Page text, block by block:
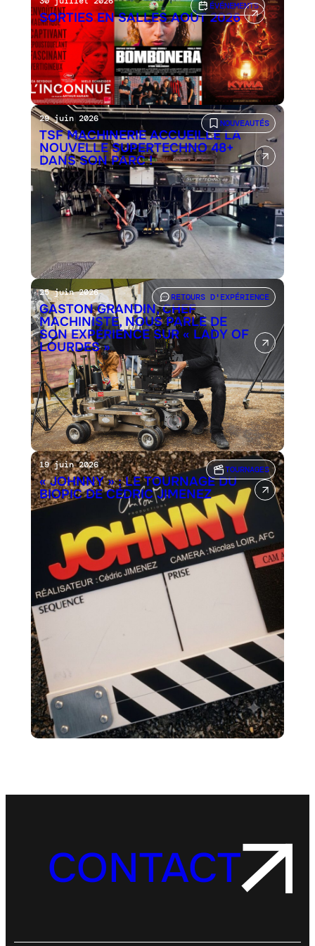
ÉVÉNEMENTS
SORTIES EN SALLES AOÛT 2026
NOUVEAUTÉS
29 juin 2026
TSF MACHINERIE ACCUEILLE LA
NOUVELLE SUPERTECHNO 48+
DANS SON PARC !
RETOURS D'EXPÉRIENCE
25 juin 2026
GASTON GRANDIN, CHEF
MACHINISTE, NOUS PARLE DE
SON EXPÉRIENCE SUR « LADY OF
LOURDES »
TOURNAGES
19 juin 2026
« JOHNNY » : LE TOURNAGE DU
BIOPIC DE CÉDRIC JIMENEZ
CONTACT